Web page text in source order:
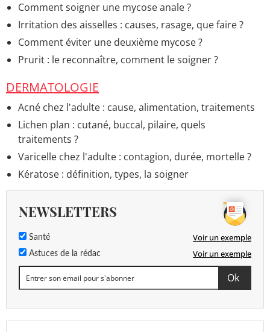
Mycose vaginale (vulvaire) : photo, cause, est-ce
contagieux ?> Accueil - Questions gynécologiques
Gale : photo, premiers signes, comment la traiter ?
Accueil - Maladies parasitaires
s'inquiéter ?> Accueil - Symptômes et questions
diverses
Bouche à bouche : comment faire ? > Accueil -
Symptômes et questions diverses
Comment soigner une mycose anale ?
Irritation des aisselles : causes, rasage, que faire ?
Comment éviter une deuxième mycose ?
Prurit : le reconnaître, comment le soigner ?
DERMATOLOGIE
Acné chez l'adulte : cause, alimentation, traitements
Lichen plan : cutané, buccal, pilaire, quels
traitements ?
Varicelle chez l'adulte : contagion, durée, mortelle ?
Kératose : définition, types, la soigner
NEWSLETTERS
Santé Voir un exemple
Astuces de la rédac Voir un exemple